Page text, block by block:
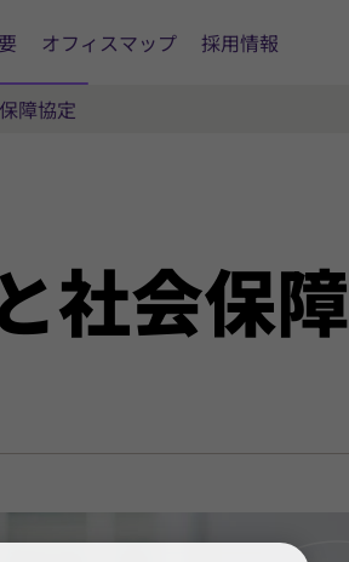
オフィスマップ 採用情報
障協定
社会保障